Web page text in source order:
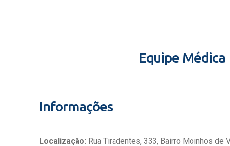
Equipe Médica
Informações
Localização: Rua Tiradentes, 333, Bairro Moinhos de